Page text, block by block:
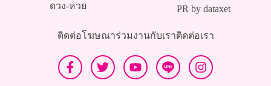
ดวง-หวย
PR by dataxet
ติดต่อโฆษณาร่วมงานกับเราติดต่อเรา